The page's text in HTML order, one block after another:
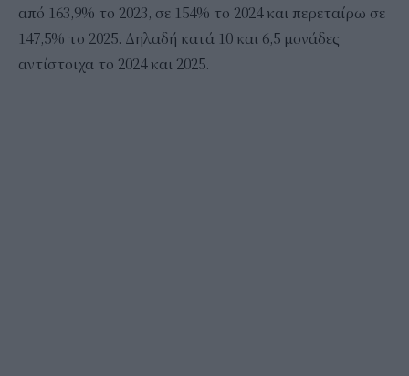
από 163,9% το 2023, σε 154% το 2024 και περεταίρω σε
147,5% το 2025. Δηλαδή κατά 10 και 6,5 μονάδες
αντίστοιχα το 2024 και 2025.